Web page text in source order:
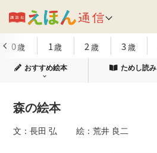
0歳 1歳 2 歳 3歳
おすすめ絵本 ためし読み
森の絵本
文：長田 弘 絵：荒井 良二